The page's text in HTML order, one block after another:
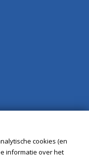
cookies (en
informatie over het